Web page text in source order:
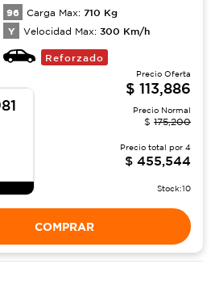
96 Carga Max: 710 Kg
Y Velocidad Max: 300 Km/h
Reforzado
Precio Oferta
$ 113,886
Precio Normal
$ 175,200
Precio total por 4
$ 455,544
Stock:10
COMPRAR